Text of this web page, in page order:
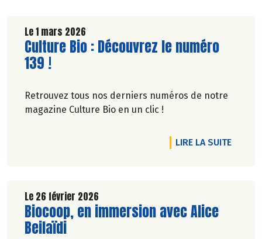
Le 1 mars 2026
Lire la suite de l'article
Culture Bio : Découvrez le numéro
139 !
Retrouvez tous nos derniers numéros de notre
magazine Culture Bio en un clic !
LIRE LA SUITEDE
Le 26 février 2026
Lire la suite de l'article
Biocoop, en immersion avec Alice
Beilaïdi